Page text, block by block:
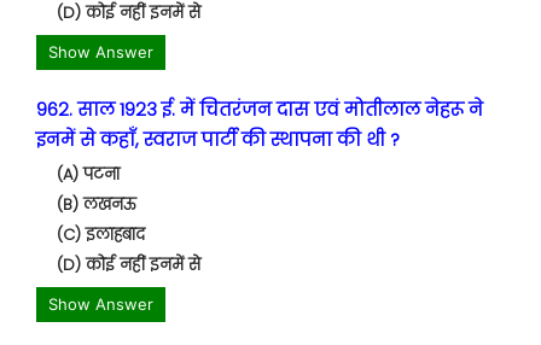
(D) कोई नहीं इनमें से
Show Answer
962. साल 1923 ई. में चितरंजन दास एवं मोतीलाल नेहरू ने
इनमें से कहाँ, स्वराज पार्टी की स्थापना की थी ?
(A) पटना
(B) लखनऊ
(C) इलाहबाद
(D) कोई नहीं इनमें से
Show Answer